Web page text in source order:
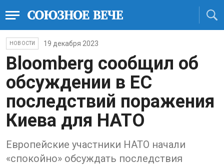
НОВОСТИ 19 декабря 2023
Bloomberg сообщил об
обсуждении в ЕС
последствий поражения
Киева для НАТО
Европейские участники НАТО начали
«спокойно» обсуждать последствия